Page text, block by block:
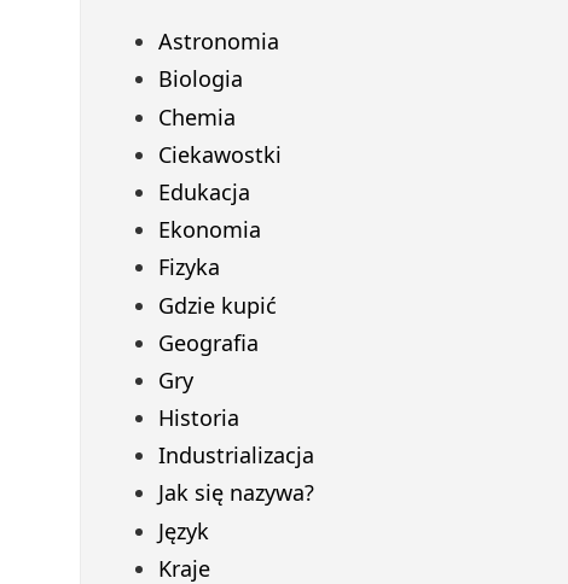
Astronomia
Biologia
Chemia
Ciekawostki
Edukacja
Ekonomia
Fizyka
Gdzie kupić
Geografia
Gry
Historia
Industrializacja
Jak się nazywa?
Język
Kraje